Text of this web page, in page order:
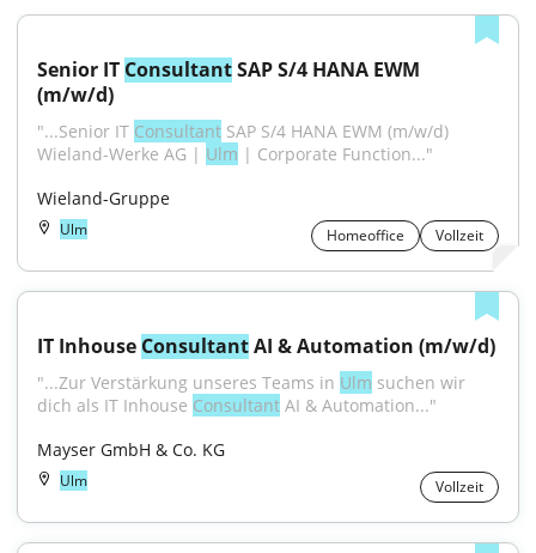
Senior IT Consultant SAP S/4 HANA EWM
(m/w/d)
"...Senior IT Consultant SAP S/4 HANA EWM (m/w/d)
Wieland-Werke AG | Ulm | Corporate Function..."
Wieland-Gruppe
Ulm Homeoffice Vollzeit
IT Inhouse Consultant AI & Automation (m/w/d)
"...Zur Verstärkung unseres Teams in Ulm suchen wir
dich als IT Inhouse Consultant AI & Automation..."
Mayser GmbH & Co. KG
Ulm Vollzeit